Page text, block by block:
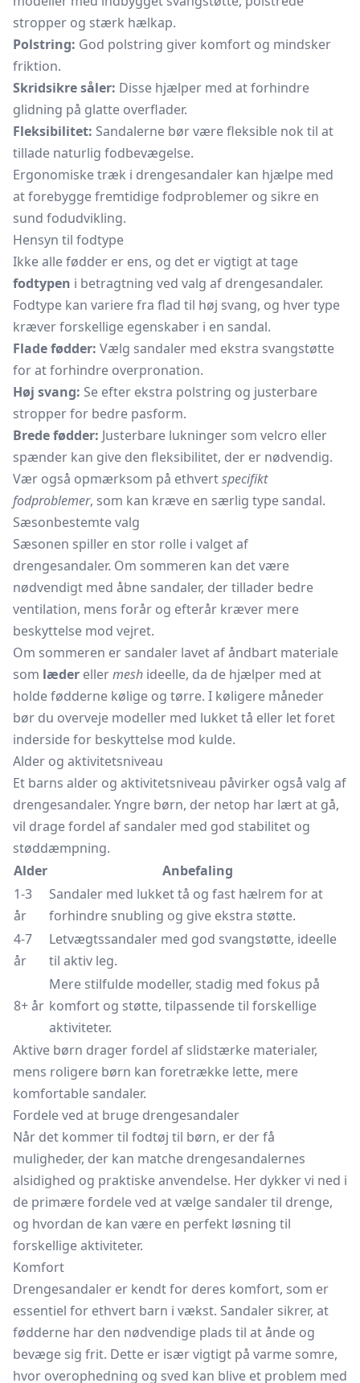
stropper og stærk hælkap.
Polstring: God polstring giver komfort og mindsker
friktion.
Skridsikre såler: Disse hjælper med at forhindre
glidning på glatte overflader.
Fleksibilitet: Sandalerne bør være fleksible nok til at
tillade naturlig fodbevægelse.
Ergonomiske træk i drengesandaler kan hjælpe med
at forebygge fremtidige fodproblemer og sikre en
sund fodudvikling.
Hensyn til fodtype
Ikke alle fødder er ens, og det er vigtigt at tage
fodtypen i betragtning ved valg af drengesandaler.
Fodtype kan variere fra flad til høj svang, og hver type
kræver forskellige egenskaber i en sandal.
Flade fødder: Vælg sandaler med ekstra svangstøtte
for at forhindre overpronation.
Høj svang: Se efter ekstra polstring og justerbare
stropper for bedre pasform.
Brede fødder: Justerbare lukninger som velcro eller
spænder kan give den fleksibilitet, der er nødvendig.
Vær også opmærksom på ethvertspecifikt
fodproblemer, som kan kræve en særlig type sandal.
Sæsonbestemte valg
Sæsonen spiller en stor rolle i valget af
drengesandaler. Om sommeren kan det være
nødvendigt med åbne sandaler, der tillader bedre
ventilation, mens forår og efterår kræver mere
beskyttelse mod vejret.
Om sommeren er sandaler lavet af åndbart materiale
som læder ellermesh ideelle, da de hjælper med at
holde fødderne kølige og tørre. I køligere måneder
bør du overveje modeller med lukket tå eller let foret
inderside for beskyttelse mod kulde.
Alder og aktivitetsniveau
Et barns alder og aktivitetsniveau påvirker også valg af
drengesandaler. Yngre børn, der netop har lært at gå,
vil drage fordel af sandaler med god stabilitet og
støddæmpning.
Alder
Anbefaling
1-3
år
Sandaler med lukket tå og fast hælrem for at
forhindre snubling og give ekstra støtte.
4-7
år
Letvægtssandaler med god svangstøtte, ideelle
til aktiv leg.
8+ år
Mere stilfulde modeller, stadig med fokus på
komfort og støtte, tilpassende til forskellige
aktiviteter.
Aktive børn drager fordel af slidstærke materialer,
mens roligere børn kan foretrække lette, mere
komfortable sandaler.
Fordele ved at bruge drengesandaler
Når det kommer til fodtøj til børn, er der få
muligheder, der kan matche drengesandalernes
alsidighed og praktiske anvendelse. Her dykker vi ned i
de primære fordele ved at vælge sandaler til drenge,
og hvordan de kan være en perfekt løsning til
forskellige aktiviteter.
Komfort
Drengesandaler er kendt for deres komfort, som er
essentiel for ethvert barn i vækst. Sandaler sikrer, at
fødderne har den nødvendige plads til at ånde og
bevæge sig frit. Dette er især vigtigt på varme somre,
hvor overophedning og sved kan blive et problem med